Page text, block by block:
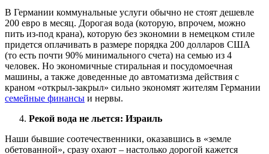
В Германии коммунальные услуги обычно не стоят дешевле
200 евро в месяц. Дорогая вода (которую, впрочем, можно
пить из-под крана), которую без экономии в немецком стиле
придется оплачивать в размере порядка 200 долларов США
(то есть почти 90% минимального счета) на семью из 4
человек. Но экономичные стиральная и посудомоечная
машины, а также доведенные до автоматизма действия с
краном «открыл-закрыл» сильно экономят жителям Германии
семейные финансы и нервы.
Рекой вода не льется: Израиль
Наши бывшие соотечественники, оказавшись в «земле
обетованной», сразу охают – настолько дорогой кажется